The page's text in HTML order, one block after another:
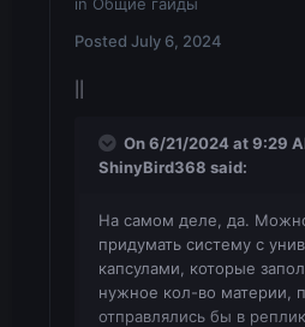
Posted July 6, 2024
On 6/21/2024 at 9:29
ShinyBird368 said:
На самом деле, да.
придумать систему с
капсулами, которые
нужное кол-во материи,
отправлялись бы в